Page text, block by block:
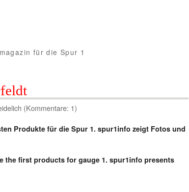
für die Spur 1
(Kommentare: 1)
Produkte für die Spur 1. spur1info zeigt Fotos und
the first products for gauge 1. spur1info presents